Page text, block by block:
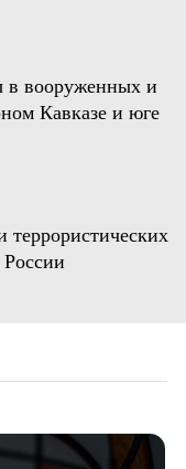
в вооруженных и
Кавказе и юге